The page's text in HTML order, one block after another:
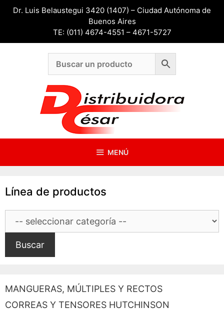
SaltarDr. Luis Belaustegui 3420 (1407) – Ciudad Autónoma de
Buenos Aires
TE: (011) 4674-4551 – 4671-5727
MENÚ
Línea de productos
Buscar
MANGUERAS, MÚLTIPLES Y RECTOS
CORREAS Y TENSORES HUTCHINSON